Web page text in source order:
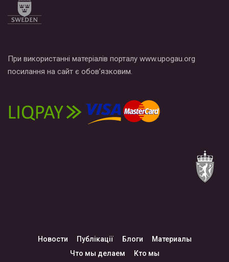
При використанні матеріалів порталу www.upogau.org
посилання на сайт є обов’язковим.
Новости Публікації Блоги
Материалы
Что мы делаем
Кто мы